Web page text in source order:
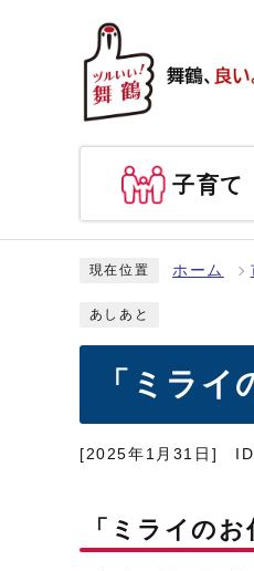
子育て
現在位置 ホーム
あしあと
「ミラ
[2025年1月31日]
「ミライの